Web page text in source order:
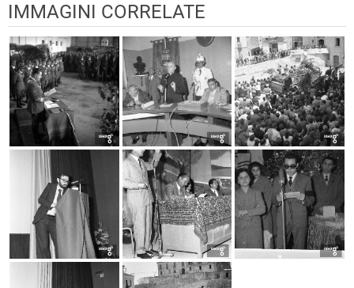
IMMAGINI CORRELATE